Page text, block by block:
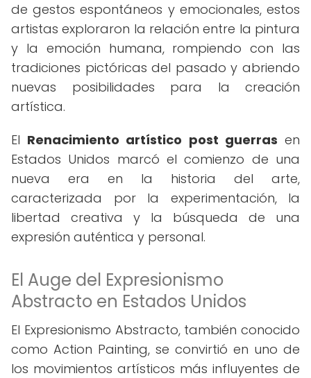
de gestos espontáneos y emocionales, estos
artistas exploraron la relación entre la pintura
y la emoción humana, rompiendo con las
tradiciones pictóricas del pasado y abriendo
nuevas posibilidades para la creación
artística.
El Renacimiento artístico post guerras en
Estados Unidos marcó el comienzo de una
nueva era en la historia del arte,
caracterizada por la experimentación, la
libertad creativa y la búsqueda de una
expresión auténtica y personal.
El Auge del Expresionismo
Abstracto en Estados Unidos
El Expresionismo Abstracto, también conocido
como Action Painting, se convirtió en uno de
los movimientos artísticos más influyentes de